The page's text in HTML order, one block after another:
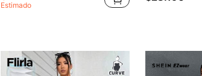
Estimado